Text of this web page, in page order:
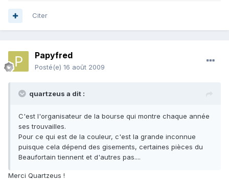
Citer
Papyfred
Posté(e) 16 août 2009
quartzeus a dit :
C'est l'organisateur de la bourse qui montre chaque année
ses trouvailles.
Pour ce qui est de la couleur, c'est la grande inconnue
puisque cela dépend des gisements, certaines pièces du
Beaufortain tiennent et d'autres pas....
Merci Quartzeus !